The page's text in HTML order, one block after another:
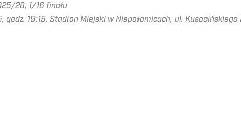
26, 1/16 finału
godz. 19:15, Stadion Miejski w Niepołomicach, ul. Kusocińskiego